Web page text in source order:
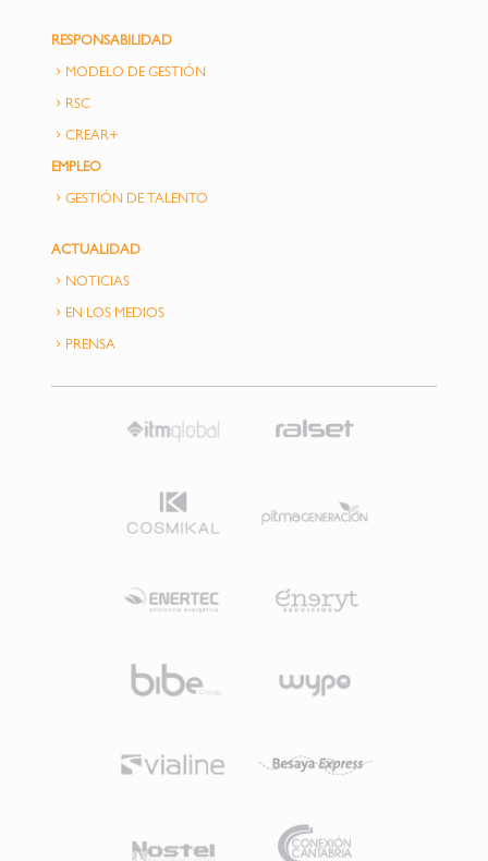
RESPONSABILIDAD
MODELO DE GESTIÓN
RSC
CREAR+
EMPLEO
GESTIÓN DE TALENTO
ACTUALIDAD
NOTICIAS
EN LOS MEDIOS
PRENSA